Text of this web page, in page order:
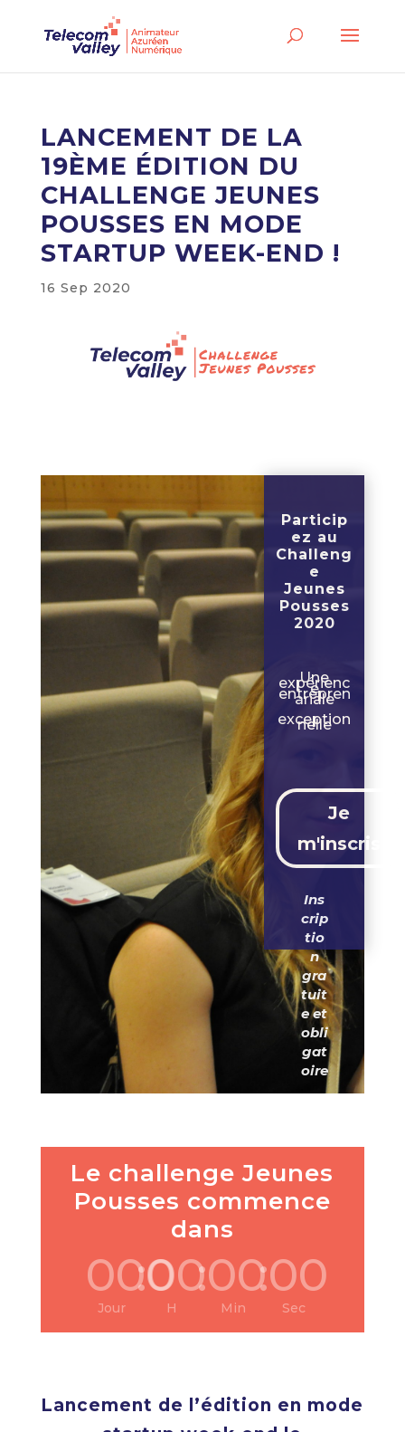
LANCEMENT DE LA
19ÈME ÉDITION DU
CHALLENGE JEUNES
POUSSES EN MODE
STARTUP WEEK-END !
16 Sep 2020
Particip
ez au
Challeng
e
Jeunes
Pousses
2020
Une
expérienc
e
entrepren
ariale
exception
nelle
Je
m'inscris
Ins
crip
tio
n
gra
tuit
e et
obli
gat
oire
Le challenge Jeunes
Pousses commence
dans
000
Jour
:00
H
:00
Min
:00
Sec
Lancement de l’édition en mode